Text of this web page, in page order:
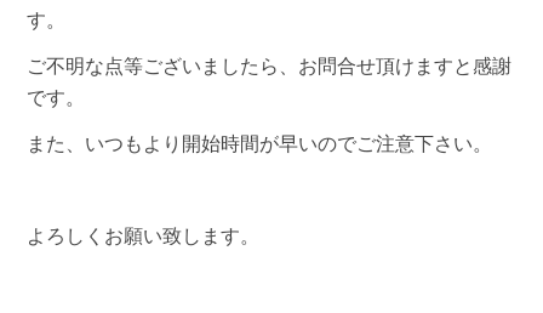
す。
ご不明な点等ございましたら、お問合せ頂けますと感謝
です。
また、いつもより開始時間が早いのでご注意下さい。
よろしくお願い致します。